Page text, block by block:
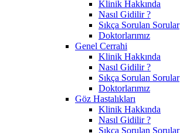
Klinik Hakkında
Nasıl Gidilir ?
Sıkça Sorulan Sorular
Doktorlarımız
Genel Cerrahi
Klinik Hakkında
Nasıl Gidilir ?
Sıkça Sorulan Sorular
Doktorlarımız
Göz Hastalıkları
Klinik Hakkında
Nasıl Gidilir ?
Sıkça Sorulan Sorular